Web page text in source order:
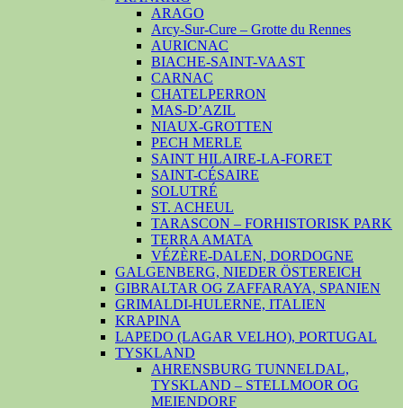
ARAGO
Arcy-Sur-Cure – Grotte du Rennes
AURICNAC
BIACHE-SAINT-VAAST
CARNAC
CHATELPERRON
MAS-D’AZIL
NIAUX-GROTTEN
PECH MERLE
SAINT HILAIRE-LA-FORET
SAINT-CÉSAIRE
SOLUTRÉ
ST. ACHEUL
TARASCON – FORHISTORISK PARK
TERRA AMATA
VÉZÈRE-DALEN, DORDOGNE
GALGENBERG, NIEDER ÖSTEREICH
GIBRALTAR OG ZAFFARAYA, SPANIEN
GRIMALDI-HULERNE, ITALIEN
KRAPINA
LAPEDO (LAGAR VELHO), PORTUGAL
TYSKLAND
AHRENSBURG TUNNELDAL,
TYSKLAND – STELLMOOR OG
MEIENDORF